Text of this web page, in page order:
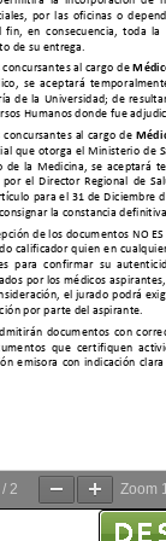
/ 2 Zoom